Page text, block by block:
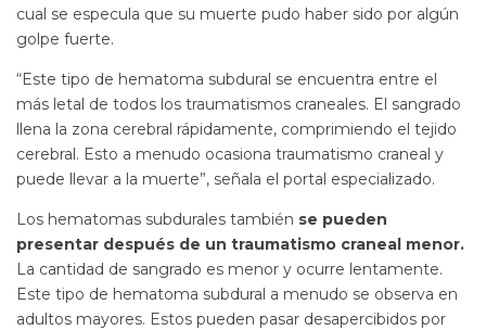
cual se especula que su muerte pudo haber sido por algún
golpe fuerte.
“Este tipo de hematoma subdural se encuentra entre el
más letal de todos los traumatismos craneales. El sangrado
llena la zona cerebral rápidamente, comprimiendo el tejido
cerebral. Esto a menudo ocasiona traumatismo craneal y
puede llevar a la muerte”, señala el portal especializado.
Los hematomas subdurales también se pueden
presentar después de un traumatismo craneal menor.
La cantidad de sangrado es menor y ocurre lentamente.
Este tipo de hematoma subdural a menudo se observa en
adultos mayores. Estos pueden pasar desapercibidos por